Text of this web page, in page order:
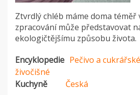
Ztvrdlý chléb máme doma téměř
zpracování může představovat
ekologičtějšímu způsobu života.
Encyklopedie Pečivo a
živočišné
Kuchyně
Česká